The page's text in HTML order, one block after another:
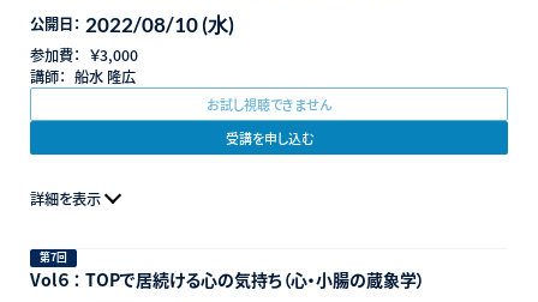
公開日： 2022/08/10 (水)
参加費： ￥3,000
講師： 船水 隆広
お試し視聴できません
受講を申し込む
詳細を表示
第7回
Vol６ ： TOPで居続ける心の気持ち（心・小腸の蔵象学）